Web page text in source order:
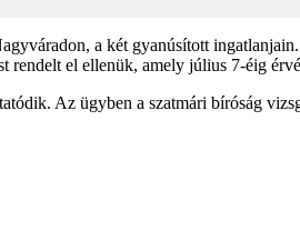
a két gyanúsított
rendelt el ellenük, amely július 7-éig
Az ügyben a szatmári bíróság